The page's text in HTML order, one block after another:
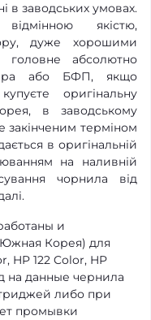
в заводських умовах.
якістю,
дуже хорошими
головне абсолютно
або БФП, якщо
оригінальну
в заводському
закінченим терміном
в оригінальній
на наливній
чорнила від
и
Корея) для
HP 122 Color, HP
на данные чернила
либо при
промывки